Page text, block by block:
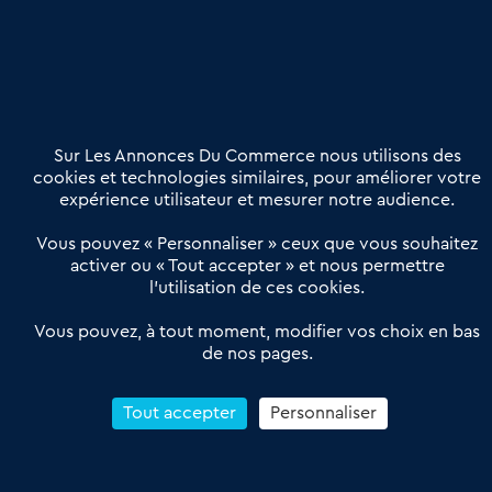
Offres Pro
Actualités
Qui sommes nous ?
Derniers articles
Réseau 3C : un partenaire national dédié aux transactions
Petitscommerces : Un partenariat au service du commerce de
proximité et des territoires
Reprendre un Restaurant Rapide
Sur Les Annonces Du Commerce nous utilisons des
cookies et technologies similaires, pour améliorer votre
expérience utilisateur et mesurer notre audience.
Vous pouvez « Personnaliser » ceux que vous souhaitez
activer ou « Tout accepter » et nous permettre
l’utilisation de ces cookies.
Vous pouvez, à tout moment, modifier vos choix en bas
de nos pages.
Tout accepter Personnaliser